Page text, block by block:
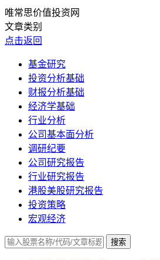
唯常思价值投资网
文章类别
点击返回
基金研究
投资分析基础
财报分析基础
经济学基础
行业分析
公司基本面分析
调研纪要
公司研究报告
行业研究报告
港股美股研究报告
投资策略
宏观经济